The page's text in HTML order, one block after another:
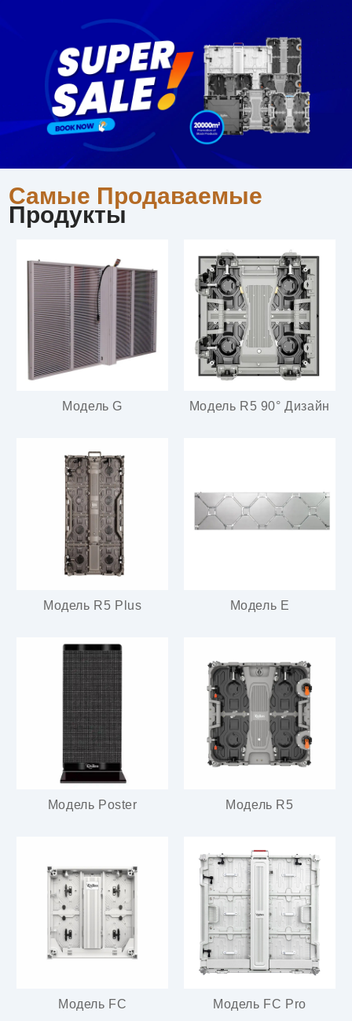
Самые Продаваемые
Продукты
Модель G Модель R5 90° Дизайн
Модель R5 Plus Модель E
Модель Poster Модель R5
Модель FC Модель FC Pro